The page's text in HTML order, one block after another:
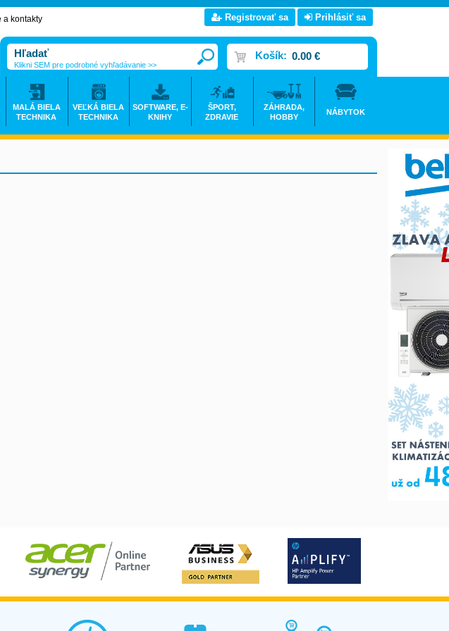
a kontakty
Registrovať sa Prihlásiť sa
Košík: 0.00 €
Klikni SEM pre podrobné vyhľadávanie >>
MALÁ BIELA
TECHNIKA
VEĽKÁ BIELA
TECHNIKA
SOFTWARE, E-
KNIHY
ŠPORT,
ZDRAVIE
ZÁHRADA,
HOBBY
NÁBYTOK